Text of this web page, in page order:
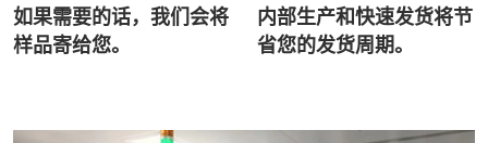
如果需要的话，我们会将
样品寄给您。
内部生产和快速发货将节
省您的发货周期。